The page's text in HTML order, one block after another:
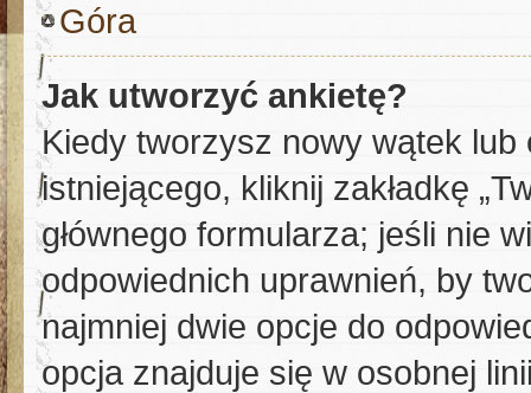
Góra
Jak utworzyć ankietę?
Kiedy tworzysz nowy wątek
istniejącego, kliknij zakładkę
głównego formularza; jeśli nie
odpowiednich uprawnień, by
najmniej dwie opcje do
opcja znajduje się w osobnej